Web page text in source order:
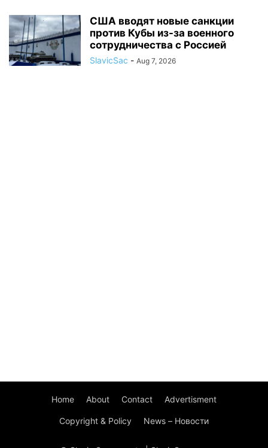
США вводят новые санкции
против Кубы из-за военного
сотрудничества с Россией
SlavicSac - Aug 7, 2026
Home About Contact Advertisment
Copyright & Policy News – Новости